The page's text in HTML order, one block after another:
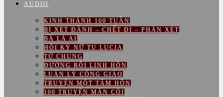
AUDIO
KINH THÁNH 100 TUẦN
BỊ XÉT ĐÁNH – CHẾT ĐI – PHÁN XÉT
BÀ LÀ AI
HỒI KÝ NỮ TU LUCIA
TỨ CHUNG
ĐƯỜNG RỖI LINH HỒN
LUÂN LÝ CÔNG GIÁO
TRUYỆN MỘT TÂM HỒN
100 TRUYỆN MÂN CÔI